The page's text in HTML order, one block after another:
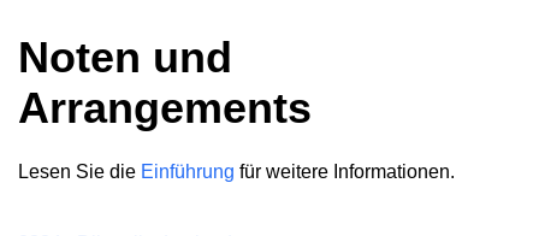
Noten und
Arrangements
Lesen Sie die Einführung für weitere Informationen.